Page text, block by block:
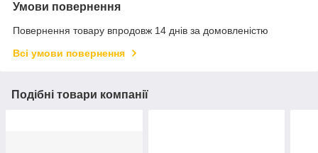
Умови повернення
Повернення товару впродовж 14 днів за домовленістю
Всі умови повернення
Подібні товари компанії